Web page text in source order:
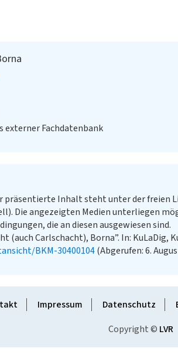
externer Fachdatenbank
präsentierte Inhalt steht unter der freien
Die angezeigten Medien unterliegen
die an diesen ausgewiesen sind.
(auch Carlschacht), Borna”. In: KuLaDig,
BKM-30400104(Abgerufen: 6.
Impressum Datenschutz
Copyright © LVR